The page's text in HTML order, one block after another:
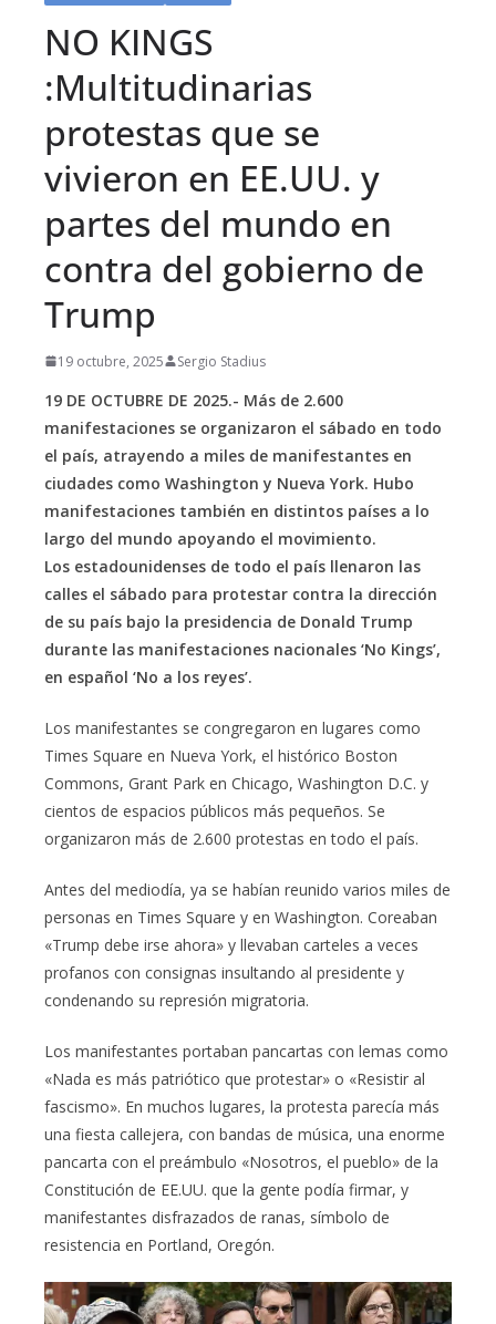
NO KINGS
:Multitudinarias
protestas que se
vivieron en EE.UU. y
partes del mundo en
contra del gobierno de
Trump
19 octubre, 2025 Sergio Stadius
19 DE OCTUBRE DE 2025.- Más de 2.600
manifestaciones se organizaron el sábado en todo
el país, atrayendo a miles de manifestantes en
ciudades como Washington y Nueva York. Hubo
manifestaciones también en distintos países a lo
largo del mundo apoyando el movimiento.
Los estadounidenses de todo el país llenaron las
calles el sábado para protestar contra la dirección
de su país bajo la presidencia de Donald Trump
durante las manifestaciones nacionales ‘No Kings’,
en español ‘No a los reyes’.
Los manifestantes se congregaron en lugares como
Times Square en Nueva York, el histórico Boston
Commons, Grant Park en Chicago, Washington D.C. y
cientos de espacios públicos más pequeños. Se
organizaron más de 2.600 protestas en todo el país.
Antes del mediodía, ya se habían reunido varios miles de
personas en Times Square y en Washington. Coreaban
«Trump debe irse ahora» y llevaban carteles a veces
profanos con consignas insultando al presidente y
condenando su represión migratoria.
Los manifestantes portaban pancartas con lemas como
«Nada es más patriótico que protestar» o «Resistir al
fascismo». En muchos lugares, la protesta parecía más
una fiesta callejera, con bandas de música, una enorme
pancarta con el preámbulo «Nosotros, el pueblo» de la
Constitución de EE.UU. que la gente podía firmar, y
manifestantes disfrazados de ranas, símbolo de
resistencia en Portland, Oregón.